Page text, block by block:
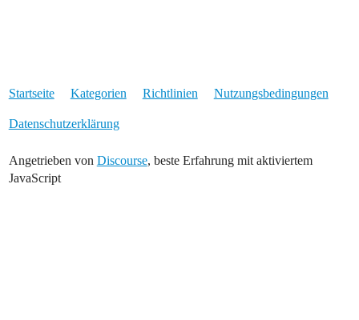
Startseite Kategorien Richtlinien Nutzungsbedingungen
Datenschutzerklärung
Angetrieben von Discourse, beste Erfahrung mit aktiviertem
JavaScript